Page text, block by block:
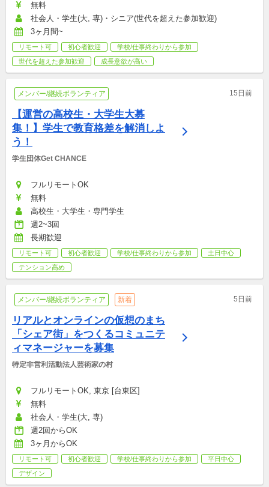
無料
社会人・学生(大, 専)・シニア(世代を超えた参加歓迎)
3ヶ月間~
リモート可 初心者歓迎
学校/仕事終わりから参加
世代を超えた参加歓迎
成長意欲が高い
メンバー/継続ボランティア 15日前
【運営の高校生・大学生大募
集！】学生で教育格差を解消しよ
う！
学生団体Get CHANCE
フルリモートOK
無料
高校生・大学生・専門学生
週2~3回
長期歓迎
リモート可 初心者歓迎 学校/仕事終わりから参加
土日中心
テンション高め
メンバー/継続ボランティア 新着 5日前
リアルとオンラインの仮想のまち
「シェア街」をつくるコミュニテ
ィマネージャーを募集
特定非営利活動法人芸術家の村
フルリモートOK, 東京 [台東区]
無料
社会人・学生(大, 専)
週2回からOK
3ヶ月からOK
リモート可 初心者歓迎 学校/仕事終わりから参加
平日中心
デザイン